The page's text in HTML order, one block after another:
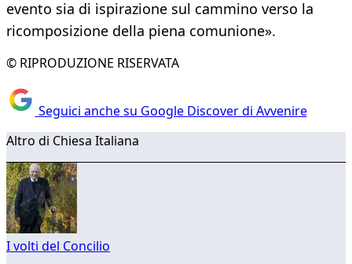
evento sia di ispirazione sul cammino verso la
ricomposizione della piena comunione».
© RIPRODUZIONE RISERVATA
Seguici anche su Google Discover di Avvenire
Altro di Chiesa Italiana
I volti del Concilio